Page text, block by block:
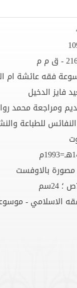
ق م م
فقه عائشة ام
فايز الدخيل
ومراجعة محمد
للطباعة
الاسلامي -